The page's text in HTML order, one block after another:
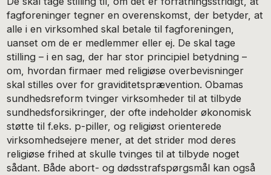
fagforeninger tegner en overenskomst, der betyder, at
alle i en virksomhed skal betale til fagforeningen,
uanset om de er medlemmer eller ej. De skal tage
stilling – i en sag, der har stor principiel betydning –
om, hvordan firmaer med religiøse overbevisninger
skal stilles over for graviditetsprævention. Obamas
sundhedsreform tvinger virksomheder til at tilbyde
sundhedsforsikringer, der ofte indeholder økonomisk
støtte til f.eks. p-piller, og religiøst orienterede
virksomhedsejere mener, at det strider mod deres
religiøse frihed at skulle tvinges til at tilbyde noget
sådant. Både abort- og dødsstrafspørgsmål kan også